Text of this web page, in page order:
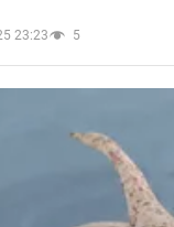
23:23 5